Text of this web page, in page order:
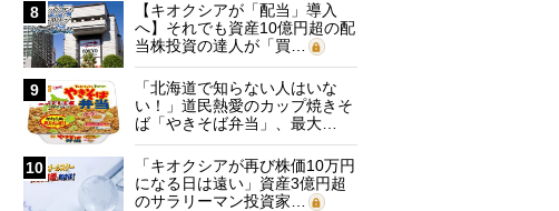
8
【キオクシアが「配当」導入
へ】それでも資産10億円超の配
当株投資の達人が「買…
9
「北海道で知らない人はいな
い！」道民熱愛のカップ焼きそ
ば「やきそば弁当」、最大…
10
「キオクシアが再び株価10万円
になる日は遠い」資産3億円超
のサラリーマン投資家…